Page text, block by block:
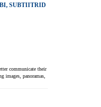
SUBTIITRID
communicate their
panoramas,